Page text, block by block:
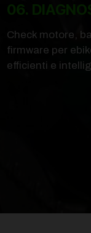
06.
Check motore,
firmware per
efficienti e